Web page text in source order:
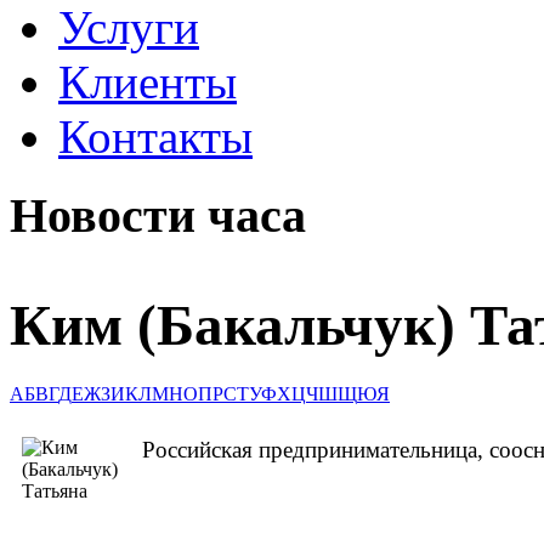
Услуги
Клиенты
Контакты
Новости часа
Ким (Бакальчук)
АБВГДЕЖЗИКЛМНОПРСТУФХЦЧШЩЮЯ
Российская предпринимательница,